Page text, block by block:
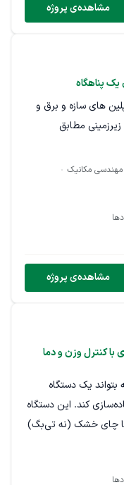
مشاهده‌ی پروژه
های فاز ۲ در دیسیپلین های سازه و برق و
مکانیک و معماری برای یک پناهگاه درجه ۲ زیرزمینی مطابق
مهندسی مکانیک
مشاهده‌ی پروژه
کنترل وزن و دما
یک دستگاه
کند. این دستگاه
با چای خشک (نه تی‌بگ)